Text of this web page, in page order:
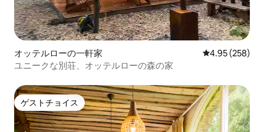
オッテルローの一軒家 レビュー258
4.95 (258)
ユニークな別荘、オッテルローの森の家
ゲストチョイス
ゲストチョイス